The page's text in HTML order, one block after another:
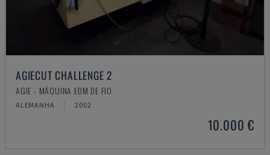
AGIECUT CHALLENGE 2
AGIE - MÁQUINA EDM DE FIO
ALEMANHA 2002
10.000 €